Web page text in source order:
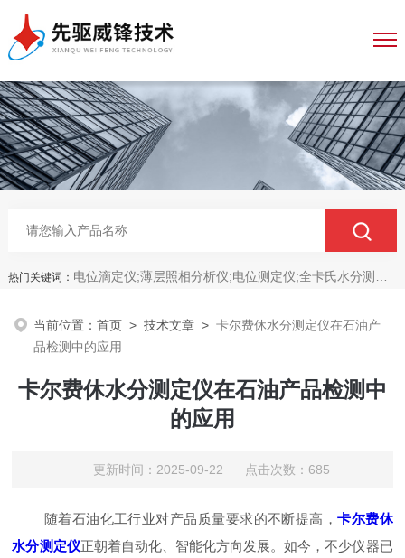
热门关键词： 电位滴定仪;薄层照相分析仪;电位测定仪;全卡氏水分测定仪;全自动永停滴定仪;菌落计数分析仪;抑菌圈测量仪;抑菌圈分析仪
当前位置：首页 >技术文章 >卡尔费休水分测定仪在石油产
品检测中的应用
卡尔费休水分测定仪在石油产品检测中
的应用
更新时间：2025-09-22 点击次数：685
随着石油化工行业对产品质量要求的不断提高，卡尔费休
水分测定仪正朝着自动化、智能化方向发展。如今，不少仪器已